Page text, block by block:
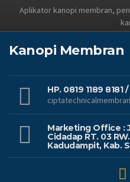
Aplikator kanopi membran,
Kanopi Membran
HP. 0819 1189 8181
Marketing Office :
Cidadap RT. 03
Kadudampit, Kab.